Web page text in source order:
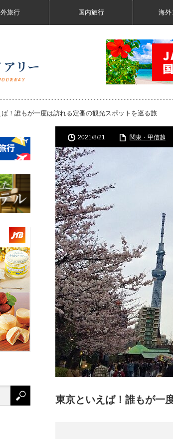
旅行 国内旅行 海外
！誰もが一度は訪れる定番の観光スポットを巡る旅
2021/8/21 関東・甲信越
東京といえば！誰もが一